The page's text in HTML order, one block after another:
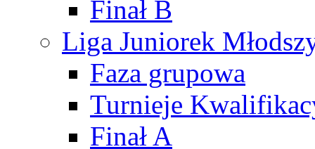
Finał B
Liga Juniorek
Faza grupowa
Turnieje
Finał A